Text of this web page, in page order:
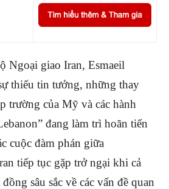
Ngoại giao Iran, Esmaeil
thiếu tin tưởng, những thay
trường của Mỹ và các hành
đang làm trì hoãn tiến
cuộc đàm phán giữa
tiếp tục gặp trở ngại khi cả
sâu sắc về các vấn đề quan